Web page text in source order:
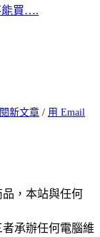
能買….
新文章 / 用 Email
，本站與任何
承辦任何電腦維